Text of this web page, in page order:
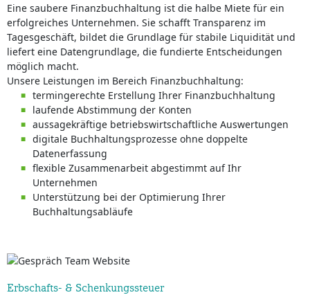
Eine saubere Finanzbuchhaltung ist die halbe Miete für ein
erfolgreiches Unternehmen. Sie schafft Transparenz im
Tagesgeschäft, bildet die Grundlage für stabile Liquidität und
liefert eine Datengrundlage, die fundierte Entscheidungen
möglich macht.
Unsere Leistungen im Bereich Finanzbuchhaltung:
termingerechte Erstellung Ihrer Finanzbuchhaltung
laufende Abstimmung der Konten
aussagekräftige betriebswirtschaftliche Auswertungen
digitale Buchhaltungsprozesse ohne doppelte
Datenerfassung
flexible Zusammenarbeit abgestimmt auf Ihr
Unternehmen
Unterstützung bei der Optimierung Ihrer
Buchhaltungsabläufe
Erbschafts- & Schenkungssteuer